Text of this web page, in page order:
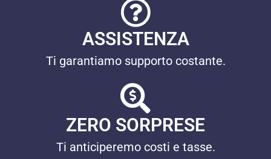
ASSISTENZA
Ti garantiamo supporto costante.
ZERO SORPRESE
Ti anticiperemo costi e tasse.